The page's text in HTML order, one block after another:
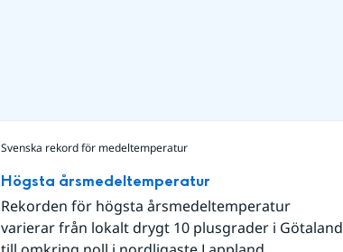
Svenska rekord för medeltemperatur
Högsta årsmedeltemperatur
Rekorden för högsta årsmedeltemperatur
varierar från lokalt drygt 10 plusgrader i Götaland